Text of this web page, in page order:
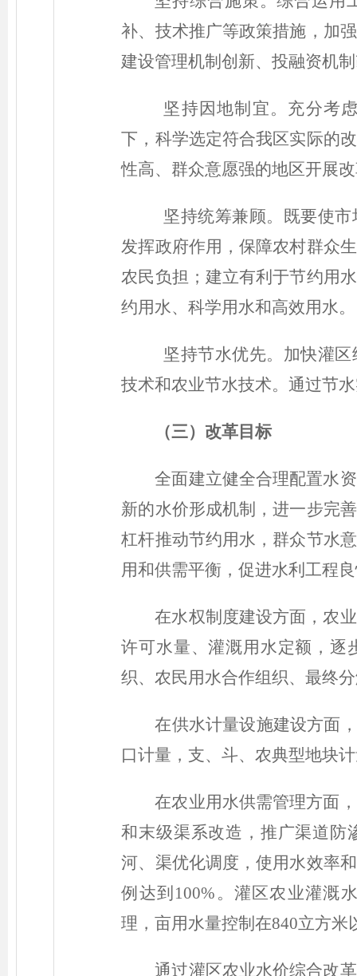
补、技术推广等政策措施，加
建设管理机制创新、投融资机
坚持因地制宜。充分考
下，科学选定符合我区实际的
性高、群众意愿强的地区开展
坚持统筹兼顾。既要使
发挥政府作用，保障农村群众
农民负担；建立有利于节约用
约用水、科学用水和高效用水。
坚持节水优先。加快灌
技术和农业节水技术。通过节
（三）改革目标
全面建立健全合理配置水
新的水价形成机制，进一步完
杠杆推动节约用水，群众节水
用和供需平衡，促进水利工程
在水权制度建设方面，农
许可水量、灌溉用水定额，逐
织、农民用水合作组织、最终
在供水计量设施建设方面
口计量，支、斗、农典型地块
在农业用水供需管理方面
和末级渠系改造，推广渠道防
河、渠优化调度，使用水效率
例达到100%。灌区农业灌溉
理，亩用水量控制在840立方米
通过灌区农业水价综合改